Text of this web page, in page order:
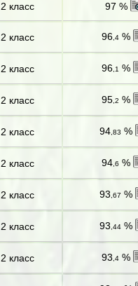
2 класс 97 %
2 класс 96 ,4 %
2 класс 96 ,1 %
2 класс 95 ,2 %
2 класс 94 ,83 %
2 класс 94 ,6 %
2 класс 93 ,67 %
2 класс 93 ,44 %
2 класс 93 ,4 %